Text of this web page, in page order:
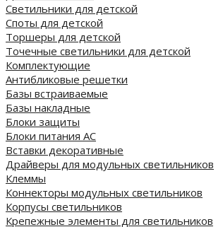
Светильники для детской
Споты для детской
Торшеры для детской
Точечные светильники для детской
Комплектующие
Антибликовые решетки
Базы встраиваемые
Базы накладные
Блоки защиты
Блоки питания AC
Вставки декоративные
Драйверы для модульных светильников
Клеммы
Коннекторы модульных светильников
Корпусы светильников
Крепежные элементы для светильников